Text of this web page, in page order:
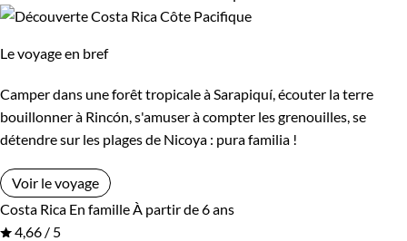
Le voyage en bref
Camper dans une forêt tropicale à Sarapiquí, écouter la terre
bouillonner à Rincón, s'amuser à compter les grenouilles, se
détendre sur les plages de Nicoya : pura familia !
Voir le voyage
Costa Rica En famille À partir de 6 ans
4,66 / 5